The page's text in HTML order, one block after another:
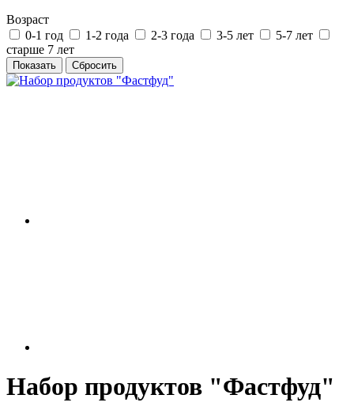
Возраст
0-1 год
1-2 года 2-3 года 3-5 лет
5-7 лет
старше 7 лет
Набор продуктов "Фастфуд"